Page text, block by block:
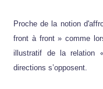
Proche de la notion
front à front » comme
illustratif de la relation
directions s’opposent.